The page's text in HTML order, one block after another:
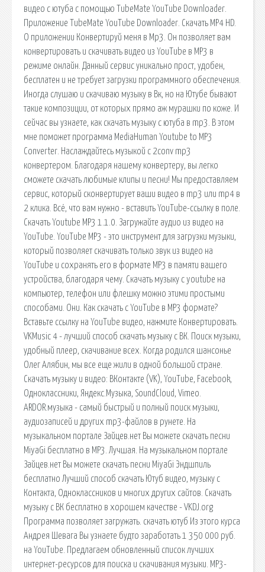
видео с ютуба с помощью TubeMate YouTube Downloader.
Приложение TubeMate YouTube Downloader. Скачать MP4 HD.
О приложении Конвертируй меня в Mp3. Он позволяет вам
конвертировать и скачивать видео из YouTube в MP3 в
режиме онлайн. Данный сервис уникально прост, удобен,
бесплатен и не требует загрузки программного обеспечения.
Иногда слушаю и скачиваю музыку в Вк, но на Ютубе бывают
такие композиции, от которых прямо аж мурашки по коже. И
сейчас вы узнаете, как скачать музыку с ютуба в mp3. В этом
мне поможет программа MediaHuman Youtube to MP3
Converter. Наслаждайтесь музыкой с 2conv mp3
конвертером. Благодаря нашему конвертеру, вы легко
сможете скачать любимые клипы и песни! Мы предоставляем
сервис, который сконвертирует ваши видео в mp3 или mp4 в
2 клика. Всё, что вам нужно - вставить YouTube-ссылку в поле.
Скачать Youtube MP3 1.1.0. Загружайте аудио из видео на
YouTube. YouTube MP3 - это инструмент для загрузки музыки,
который позволяет скачивать только звук из видео на
YouTube и сохранять его в формате MP3 в памяти вашего
устройства, благодаря чему. Скачать музыку с youtube на
компьютер, телефон или флешку можно этими простыми
способами. Они. Как скачать с YouTube в MP3 формате?
Вставьте ссылку на YouTube видео, нажмите Конвертировать.
VKMusic 4 - лучший способ скачать музыку с ВК. Поиск музыки,
удобный плеер, скачивание всех. Когда родился шансонье
Олег Алябин, мы все еще жили в одной большой стране.
Скачать музыку и видео: ВКонтакте (VK), YouTube, Facebook,
Одноклассники, Яндекс.Музыка, SoundCloud, Vimeo.
ARDOR.музыка - самый быстрый и полный поиск музыки,
аудиозаписей и других mp3-файлов в рунете. На
музыкальном портале Зайцев.нет Вы можете скачать песни
MiyaGi бесплатно в MP3. Лучшая. На музыкальном портале
Зайцев.нет Вы можете скачать песни MiyaGi Эндшпиль
бесплатно Лучший способ скачать Ютуб видео, музыку с
Контакта, Одноклассников и многих других сайтов. Скачать
музыку с ВК бесплатно в хорошем качестве - VKDJ.org
Программа позволяет загружать. скачать ютуб Из этого курса
Андрея Шевага Вы узнаете будто заработать 1 350 000 руб.
на YouTube. Предлагаем обновленный список лучших
интернет-ресурсов для поиска и скачивания музыки. MP3-